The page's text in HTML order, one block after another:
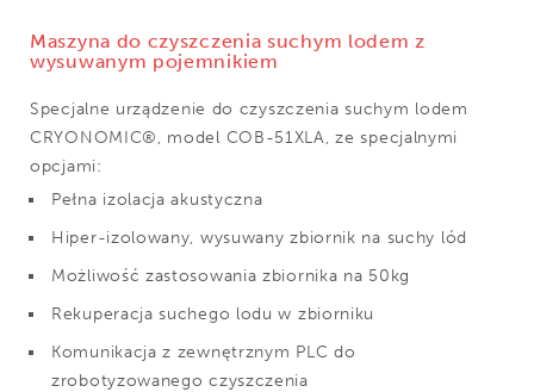
Maszyna do czyszczenia suchym lodem z
wysuwanym pojemnikiem
Specjalne urządzenie do czyszczenia suchym lodem
CRYONOMIC®, model COB-51XLA, ze specjalnymi
opcjami:
Pełna izolacja akustyczna
Hiper-izolowany, wysuwany zbiornik na suchy lód
Możliwość zastosowania zbiornika na 50kg
Rekuperacja suchego lodu w zbiorniku
Komunikacja z zewnętrznym PLC do
zrobotyzowanego czyszczenia